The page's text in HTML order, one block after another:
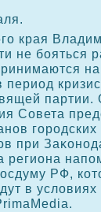
края
не бояться
партии.
Совета
городских
при
региона
РФ,
в